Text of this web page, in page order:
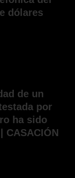
dólares
de un
por
ha sido
CASACIÓN